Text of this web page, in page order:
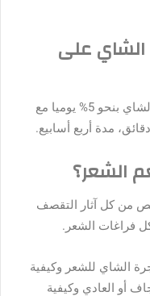
على
يستخدم الشامبو الذي به زيت شجرة الشاي بنحو 5% يوميا مع
الشعر؟
من كل آثار التقصف
فراغات الشعر.
الشاي للشعر وكيفية
أو العادي وكيفية